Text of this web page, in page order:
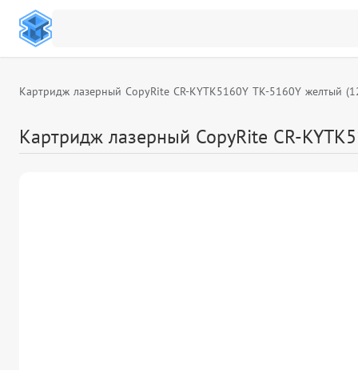
Картридж лазерный CopyRite CR-KYTK5160Y TK-5160Y желтый
Картридж лазерный CopyRite CR-